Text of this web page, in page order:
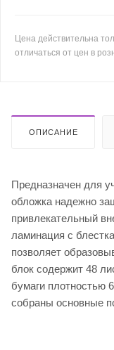
Цена действительна
отличаться от цен в
ОПИСАНИЕ
Предназначен для
обложка надежно
привлекательный
ламинация с
позволяет
блок содержит 48
бумаги плотностью
собраны основные